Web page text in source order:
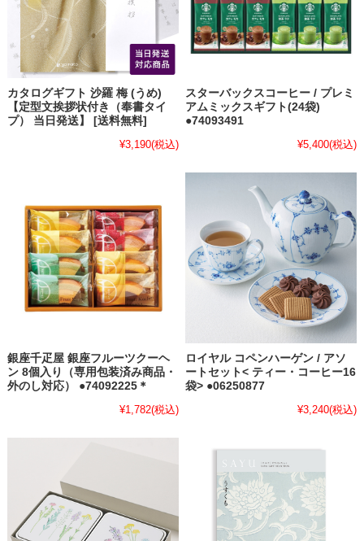
カタログギフト 沙羅 梅 (うめ)
【定型文挨拶状付き（奉書タイ
プ） 当日発送】 [送料無料]
¥3,190(税込)
スターバックスコーヒー / プレミ
アムミックスギフト(24袋)
●74093491
¥5,400(税込)
銀座千疋屋 銀座フルーツクーヘ
ン 8個入り（専用包装済み商品・
外のし対応） ●74092225＊
¥1,782(税込)
ロイヤル コペンハーゲン / アソ
ートセット< ティー・コーヒー16
袋> ●06250877
¥3,240(税込)